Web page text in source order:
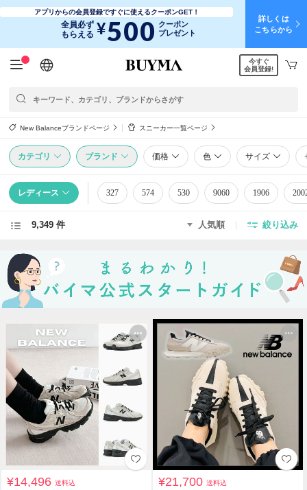
アプリからの会員登録ですぐに使えるクーポンGET！
全員必ず
もらえる ¥500 クーポン
プレゼント
詳しくは
こちらから
日本語
English
简体中文
繁體中文
今すぐ
会員登録!
New Balanceブランドページ スニーカー一覧ページ
カテゴリ ブランド 価格 色 サイズ
レディース 327 574 530 9060 1906
9,349 件 人気順 絞り込み
¥14,496送料込 ¥21,700送料込